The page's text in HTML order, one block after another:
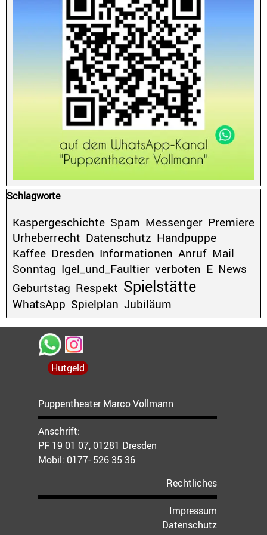
Block überspringen Schlagworte
Schlagworte
Kaspergeschichte Spam Messenger Premiere
Urheberrecht Datenschutz Handpuppe
Kaffee Dresden Informationen Anruf Mail
Sonntag Igel_und_Faultier verboten E News
Geburtstag Respekt Spielstätte
WhatsApp Spielplan Jubiläum
Puppentheater Marco Vollmann
Anschrift:
PF 19 01 07, 01281 Dresden
Mobil: 0177- 526 35 36
Rechtliches
Impressum
Datenschutz
Hutgeld